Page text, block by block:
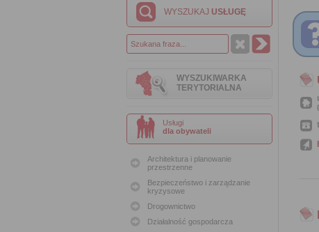
WYSZUKAJ USŁUGĘ
WYSZUKIWARKA
TERYTORIALNA
Usługi
dla obywateli
Architektura i planowanie
przestrzenne
Bezpieczeństwo i zarządzanie
kryzysowe
Drogownictwo
Działalność gospodarcza